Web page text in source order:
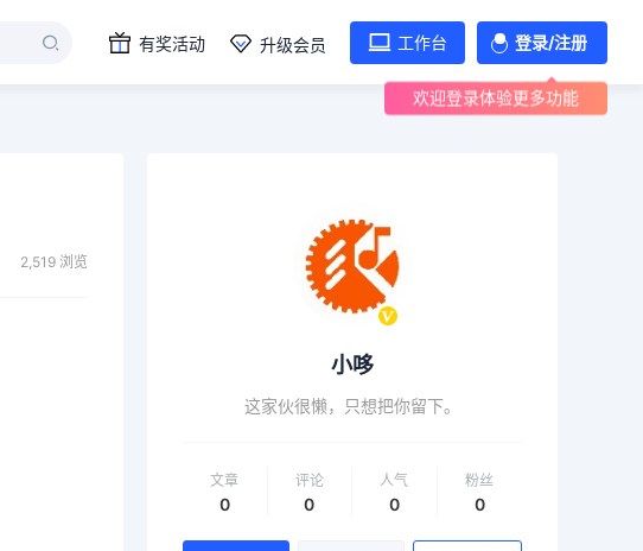
有奖活动 升级会员 工作台 登录/注册
欢迎登录体验更多功能
2,519 浏览
小哆
这家伙很懒，只想把你留下。
文章
0
评论
0
人气
0
粉丝
0